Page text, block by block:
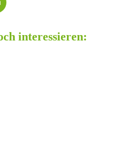
interessieren: